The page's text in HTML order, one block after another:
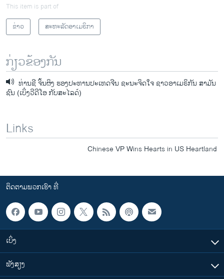
This item is part of
ຂ່າວ
ສະຫະລັດອາເມຣິກາ
ກ່ຽວຂ້ອງກັນ
ທ່ານຊີ ຈິ້ນຜິງ ຮອງ​ປະທານ​ປະ​ເທດ​ຈີນ ​ຊະນະ​ຈິດ​ໃຈ ຊາວ​ອາ​ເມຣິກັນ ສາ​ມັນ​
ຊົນ (ເບິ່ງວີດີໂອ ກັບສະໄລດ໌)
Links
Chinese VP Wins Hearts in US Heartland
ຕິດຕາມພວກເຮົາ ທີ່
ເບິ່ງ
ຟັງສຽງ